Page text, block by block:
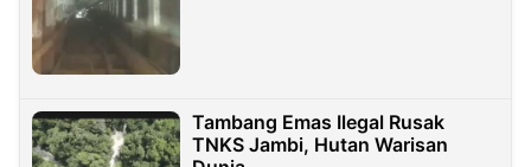
Tambang Emas Ilegal Rusak
TNKS Jambi, Hutan Warisan